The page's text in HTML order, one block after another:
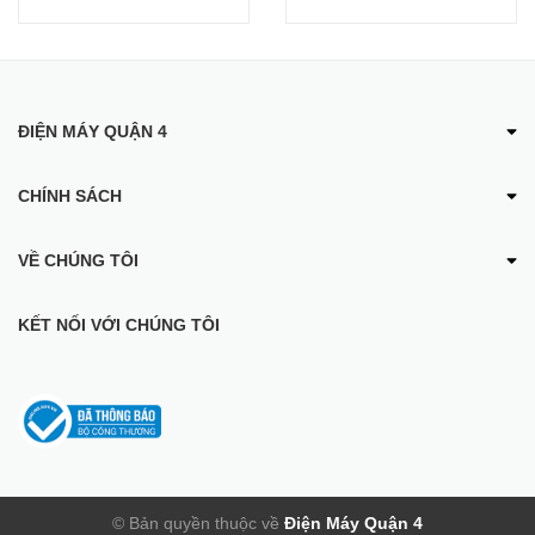
Pause Video
ráo
A+++, được bảo hành 10 năm.
ĐIỆN MÁY QUẬN 4
CHÍNH SÁCH
VỀ CHÚNG TÔI
KẾT NỐI VỚI CHÚNG TÔI
© Bản quyền thuộc về Điện Máy Quận 4